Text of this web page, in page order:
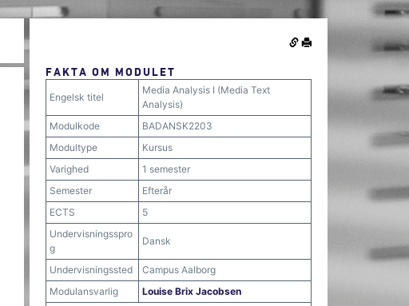
FAKTA OM MODULET
Engelsk titel
Media Analysis I (Media Text
Analysis)
Modulkode
BADANSK2203
Modultype
Kursus
Varighed
1 semester
Semester
Efterår
ECTS
5
Undervisningsspro
g
Dansk
Undervisningssted
Campus Aalborg
Modulansvarlig
Louise Brix Jacobsen